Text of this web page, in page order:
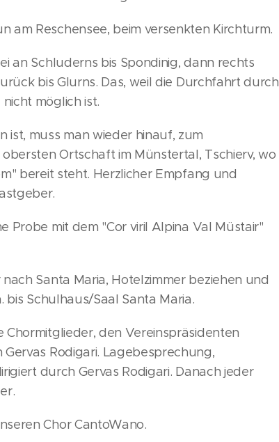
am Reschensee, beim versenkten Kirchturm.
an Schluderns bis Spondinig, dann rechts
bis Glurns. Das, weil die Durchfahrt durch
möglich ist.
ist, muss man wieder hinauf, zum
Ortschaft im Münstertal, Tschierv, wo
bereit steht. Herzlicher Empfang und
Probe mit dem "Cor viril Alpina Val Müstair"
Santa Maria, Hotelzimmer beziehen und
bis Schulhaus/Saal Santa Maria.
den Vereinspräsidenten
Rodigari. Lagebesprechung,
durch Gervas Rodigari. Danach jeder
Chor CantoWano.